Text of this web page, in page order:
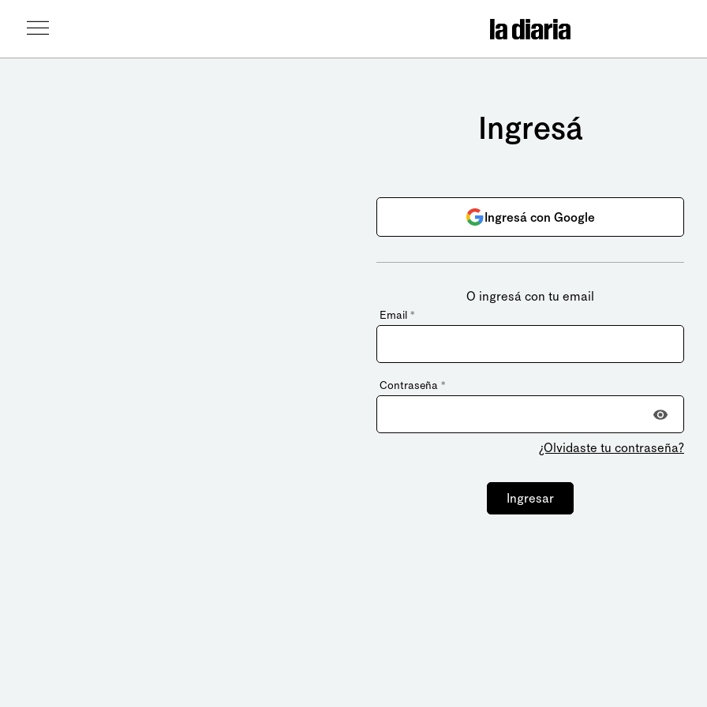
Ingresá
Ingresá con Google
O ingresá con tu email
Email *
Contraseña *
¿Olvidaste tu contraseña?
Ingresar